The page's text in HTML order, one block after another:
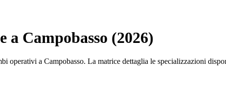
Campobasso (2026)
operativi a Campobasso. La matrice dettaglia le specializzazioni